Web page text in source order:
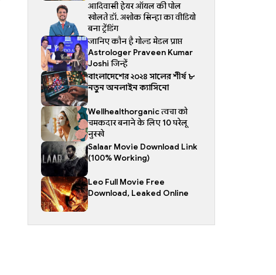
आदिवासी हेयर ऑयल की पोल
खोलते डॉ. अशोक सिन्हा का वीडियो
बना ट्रेंडिंग
जानिए कौन है गोल्ड मेडल प्राप्त
Astrologer Praveen Kumar
Joshi जिन्हें
বাংলাদেশের ২০২৪ সালের শীর্ষ ৮
নতুন অনলাইন ক্যাসিনো
Wellhealthorganic त्वचा को
चमकदार बनाने के लिए 10 घरेलू
नुस्खे
Salaar Movie Download Link
(100% Working)
Leo Full Movie Free
Download, Leaked Online